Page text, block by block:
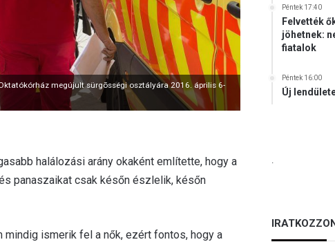
megújult sürgõsségi osztályára 2016. április 6-
halálozási arány okaként említette, hogy a
panaszaikat csak későn észlelik, későn
ismerik fel a nők, ezért fontos, hogy a
Péntek 17:40
Felvették
jöhetnek:
fiatalok
Péntek 16:00
Új
.